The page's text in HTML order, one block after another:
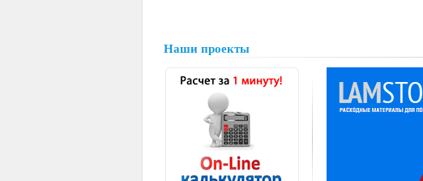
Наши проекты